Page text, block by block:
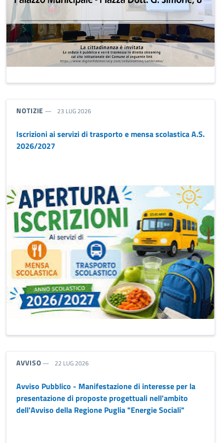
TIPO NOTIZIA:
NOTIZIE 23 LUG 2026
Iscrizioni ai servizi di trasporto e mensa scolastica A.S.
2026/2027
TIPO NOTIZIA:
AVVISO 22 LUG 2026
Avviso Pubblico - Manifestazione di interesse per la
presentazione di proposte progettuali nell'ambito
dell'Avviso della Regione Puglia "Energie Sociali"